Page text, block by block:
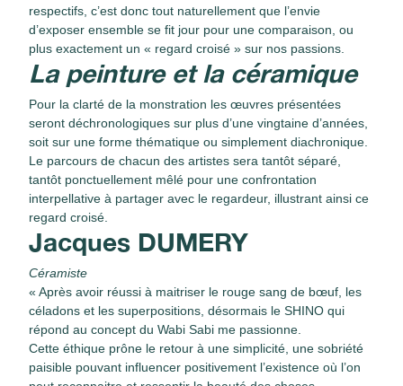
respectifs, c’est donc tout naturellement que l’envie
d’exposer ensemble se fit jour pour une comparaison, ou
plus exactement un « regard croisé » sur nos passions.
La peinture et la céramique
Pour la clarté de la monstration les œuvres présentées
seront déchronologiques sur plus d’une vingtaine d’années,
soit sur une forme thématique ou simplement diachronique.
Le parcours de chacun des artistes sera tantôt séparé,
tantôt ponctuellement mêlé pour une confrontation
interpellative à partager avec le regardeur, illustrant ainsi ce
regard croisé.
Jacques DUMERY
Céramiste
« Après avoir réussi à maitriser le rouge sang de bœuf, les
céladons et les superpositions, désormais le SHINO qui
répond au concept du Wabi Sabi me passionne.
Cette éthique prône le retour à une simplicité, une sobriété
paisible pouvant influencer positivement l’existence où l’on